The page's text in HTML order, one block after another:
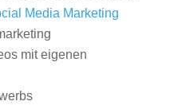
Media Marketing
mit eigenen